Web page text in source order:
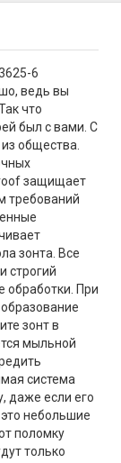
6
ведь вы
что
был с вами. С
общества.
защищает
требований
зонта. Все
строгий
обработки. При
зонт в
мыльной
система
даже если его
небольшие
поломку
только